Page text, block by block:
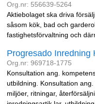
Org.nr: 556639-5264
Aktiebolaget ska driva
såsom kök, bad och
fastighetsförvaltning och
Progresado Inredning
Org.nr: 969718-1775
Konsultation ang.
utbildning. Konsultation
miljöer, ritningar,